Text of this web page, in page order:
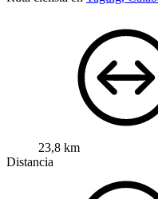
23,8 km
Distancia